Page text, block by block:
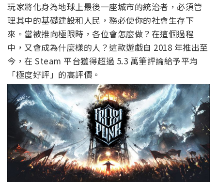
玩家將化身為地球上最後一座城市的統治者，必須管
理其中的基礎建設和人民，務必使你的社會生存下
來。當被推向極限時，各位會怎麼做？在這個過程
中，又會成為什麼樣的人？這款遊戲自 2018 年推出至
今，在 Steam 平台獲得超過 5.3 萬筆評論給予平均
「極度好評」的高評價。